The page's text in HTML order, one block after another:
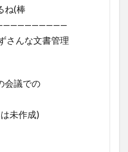
ね(棒
さんな文書管理
会議での
未作成)